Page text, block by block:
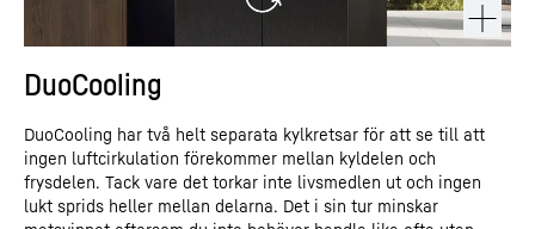
** Observera: Den uppgiftsöverföring till USA som är kopplad till uppgiftsöverföringen
till Google sker på grundval av Europeiska kommissionens beslut om adekvat skyddsnivå
av den 10 juli 2023 (EU-U.S. Data Privacy Framework).
DuoCooling
DuoCooling har två helt separata kylkretsar för att se till att
ingen luftcirkulation förekommer mellan kyldelen och
frysdelen. Tack vare det torkar inte livsmedlen ut och ingen
lukt sprids heller mellan delarna. Det i sin tur minskar